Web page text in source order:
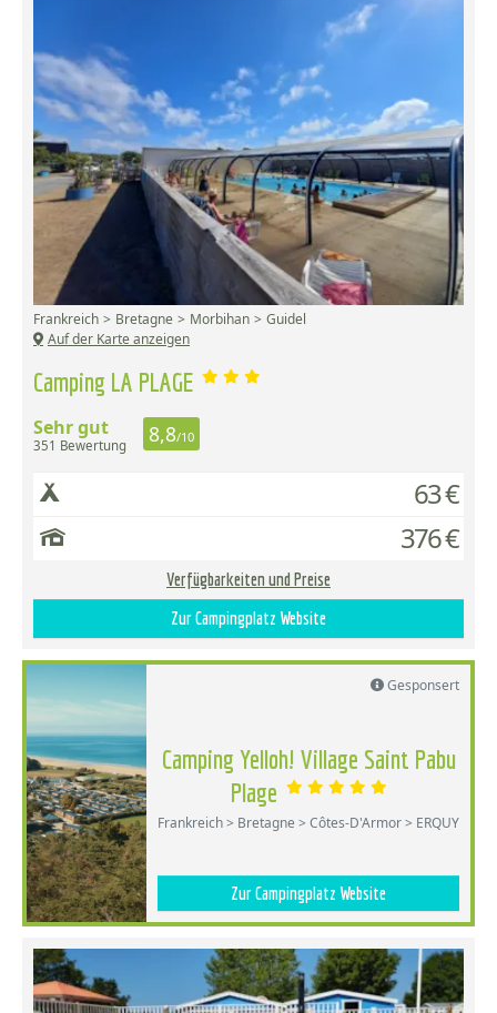
Camping LA PLAGE
Frankreich Bretagne Morbihan
Guidel
Auf der Karte anzeigen
Sehr gut
351 Bewertung 8,8/10
63 €
376 €
Verfügbarkeiten und Preise
Zur Campingplatz Website
Gesponsert
Camping Yelloh! Village Saint Pabu
Plage
Frankreich > Bretagne > Côtes-D'Armor > ERQUY
Zur Campingplatz Website